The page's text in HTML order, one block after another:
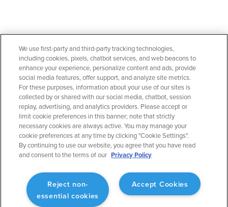
We use first-party and third-party tracking technologies,
including cookies, pixels, chatbot services, and web beacons to
enhance your experience, personalize content and ads, provide
social media features, offer support, and analyze site metrics.
For these purposes, information about your use of our sites is
collected by or shared with our social media, chatbot, session
replay, advertising, and analytics providers. Please accept or
limit cookie preferences in this banner; note that strictly
necessary cookies are always active. You may manage your
cookie preferences at any time by clicking "Cookie Settings".
By continuing to use our website, you agree that you have read
and consent to the terms of our Privacy Policy
Accept Cookies
Reject non-
essential cookies